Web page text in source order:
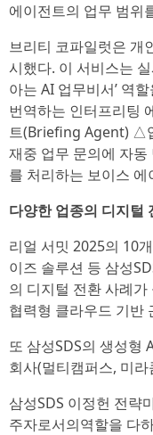
에이전트의 업무 범위
브리티 코파일럿은 개
시했다. 이 서비스는
아는 AI 업무비서’ 역
번역하는 인터프리팅
트(Briefing Agent) △
재중 업무 문의에 자
를 처리하는 보이스
다양한 업종의 디지털
리얼 서밋 2025의 10
이즈 솔루션 등 삼성
의 디지털 전환 사례
협력형 클라우드 기반
또 삼성SDS의 생성형
회사(멀티캠퍼스, 미
삼성SDS 이정헌 전략
주자로서의역할을 다